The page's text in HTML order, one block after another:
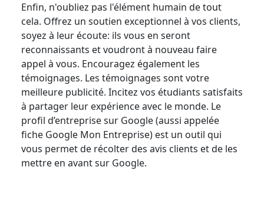
Enfin, n'oubliez pas l'élément humain de tout
cela. Offrez un soutien exceptionnel à vos clients,
soyez à leur écoute: ils vous en seront
reconnaissants et voudront à nouveau faire
appel à vous. Encouragez également les
témoignages. Les témoignages sont votre
meilleure publicité. Incitez vos étudiants satisfaits
à partager leur expérience avec le monde. Le
profil d’entreprise sur Google (aussi appelée
fiche Google Mon Entreprise) est un outil qui
vous permet de récolter des avis clients et de les
mettre en avant sur Google.